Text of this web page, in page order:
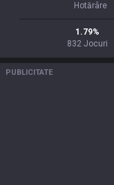
Hotărâre
1.79%
832 Jocuri
PUBLICITATE